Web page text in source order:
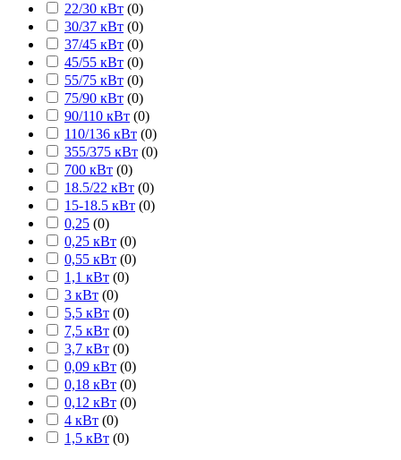
22/30 кВт (0)
30/37 кВт (0)
37/45 кВт (0)
45/55 кВт (0)
55/75 кВт (0)
75/90 кВт (0)
90/110 кВт (0)
110/136 кВт (0)
355/375 кВт (0)
700 кВт (0)
18.5/22 кВт (0)
15-18.5 кВт (0)
0,25 (0)
0,25 кВт (0)
0,55 кВт (0)
1,1 кВт (0)
3 кВт (0)
5,5 кВт (0)
7,5 кВт (0)
3,7 кВт (0)
0,09 кВт (0)
0,18 кВт (0)
0,12 кВт (0)
4 кВт (0)
1,5 кВт (0)